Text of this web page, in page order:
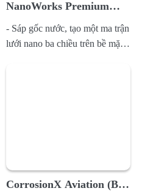
NanoWorks Premium
UltraGloss (Nano bóng
cao cấp bảo vệ màu sơn)
- Sáp gốc nước, tạo một ma trận
lưới nano ba chiều trên bề mặt
CorrosionX Aviation (Bảo